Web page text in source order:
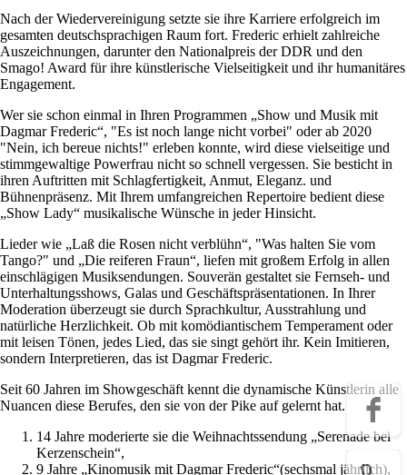
Nach der Wiedervereinigung setzte sie ihre Karriere erfolgreich im
gesamten deutschsprachigen Raum fort. Frederic erhielt zahlreiche
Auszeichnungen, darunter den Nationalpreis der DDR und den
Smago! Award für ihre künstlerische Vielseitigkeit und ihr humanitäres
Engagement.
Wer sie schon einmal in Ihren Programmen „Show und Musik mit
Dagmar Frederic“, "Es ist noch lange nicht vorbei" oder ab 2020
"Nein, ich bereue nichts!" erleben konnte, wird diese vielseitige und
stimmgewaltige Powerfrau nicht so schnell vergessen. Sie besticht in
ihren Auftritten mit Schlagfertigkeit, Anmut, Eleganz. und
Bühnenpräsenz. Mit Ihrem umfangreichen Repertoire bedient diese
„Show Lady“ musikalische Wünsche in jeder Hinsicht.
Lieder wie „Laß die Rosen nicht verblühn“, "Was halten Sie vom
Tango?" und „Die reiferen Fraun“, liefen mit großem Erfolg in allen
einschlägigen Musiksendungen. Souverän gestaltet sie Fernseh- und
Unterhaltungsshows, Galas und Geschäftspräsentationen. In Ihrer
Moderation überzeugt sie durch Sprachkultur, Ausstrahlung und
natürliche Herzlichkeit. Ob mit komödiantischem Temperament oder
mit leisen Tönen, jedes Lied, das sie singt gehört ihr. Kein Imitieren,
sondern Interpretieren, das ist Dagmar Frederic.
Seit 60 Jahren im Showgeschäft kennt die dynamische Künstlerin alle
Nuancen diese Berufes, den sie von der Pike auf gelernt hat.
14 Jahre moderierte sie die Weihnachtssendung „Serenade bei
Kerzenschein“,
9 Jahre „Kinomusik mit Dagmar Frederic“(sechsmal jährlich),